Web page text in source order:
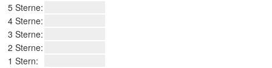
5 Sterne:
4 Sterne:
3 Sterne:
2 Sterne:
1 Stern: